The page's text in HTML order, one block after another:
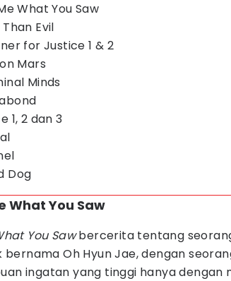
What You Saw
Than Evil
for Justice 1 & 2
Mars
Minds
1, 2 dan 3
Dog
What You Saw
You Sawbercerita tentang
bernama Oh Hyun Jae, dengan
ingatan yang tinggi hanya dengan